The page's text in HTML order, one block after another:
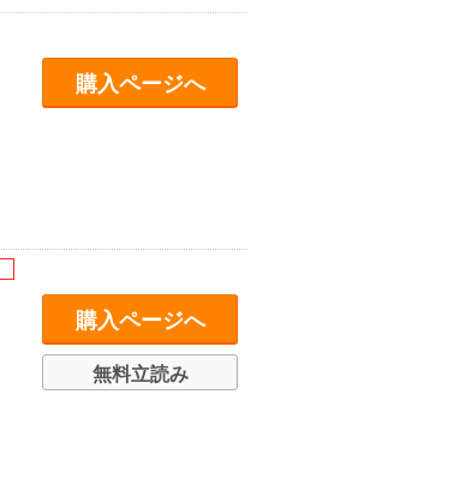
購入ページへ
購入ページへ
無料立読み